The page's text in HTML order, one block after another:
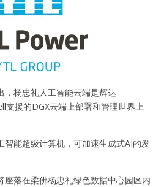
，杨忠礼人工智能云端是辉达
支援的DGX云端上部署和管理世界上
智能超级计算机，可加速生成式AI的发
座落在柔佛杨忠礼绿色数据中心园区内